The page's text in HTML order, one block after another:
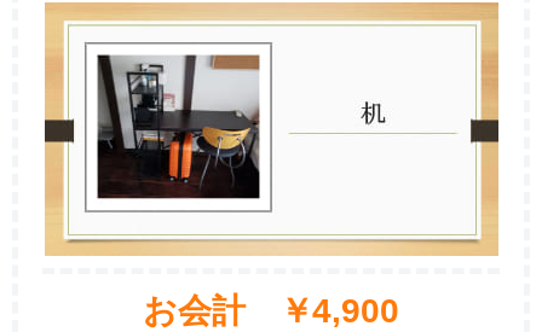
お会計 ￥4,900